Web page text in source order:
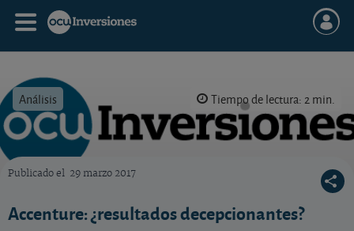
Análisis Tiempo de lectura: 2 min.
Publicado el 29 marzo 2017
Accenture: ¿resultados decepcionantes?